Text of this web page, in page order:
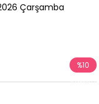
Çarşamba
%10
İndirim